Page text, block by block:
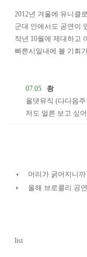
2012년 겨울에 유니클
군대 안에서도 공연이
작년 10월에 제대하고
빠른시일내에 볼 기회
07.05
촹
올댓뮤직 (다다음
저도 얼른 보고 싶
머리가 굵어지니
올해 브로콜리 공
list